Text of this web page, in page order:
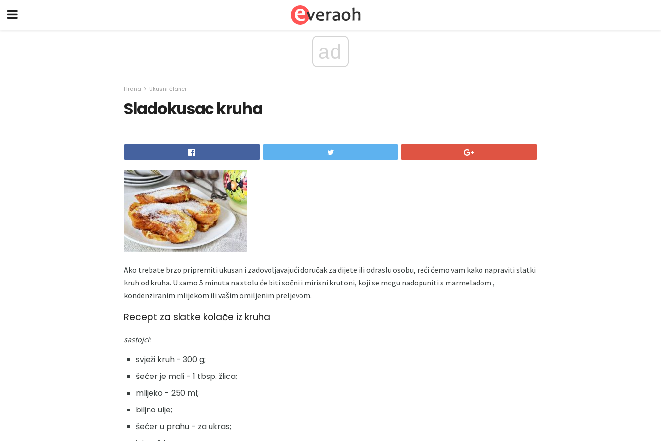
ad
Hrana Ukusni članci
Sladokusac kruha
Ako trebate brzo pripremiti ukusan i zadovoljavajući doručak za dijete ili odraslu osobu, reći ćemo vam kako napraviti slatki
kruh od kruha. U samo 5 minuta na stolu će biti sočni i mirisni krutoni, koji se mogu nadopuniti s marmeladom ,
kondenziranim mlijekom ili vašim omiljenim preljevom.
Recept za slatke kolače iz kruha
sastojci:
svježi kruh - 300 g;
šećer je mali - 1 tbsp. žlica;
mlijeko - 250 ml;
biljno ulje;
šećer u prahu - za ukras;